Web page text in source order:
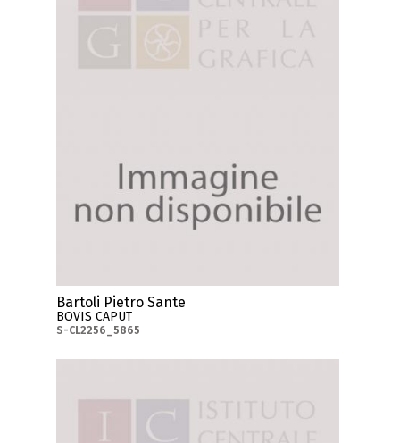
Bartoli Pietro Sante
BOVIS CAPUT
S-CL2256_5865